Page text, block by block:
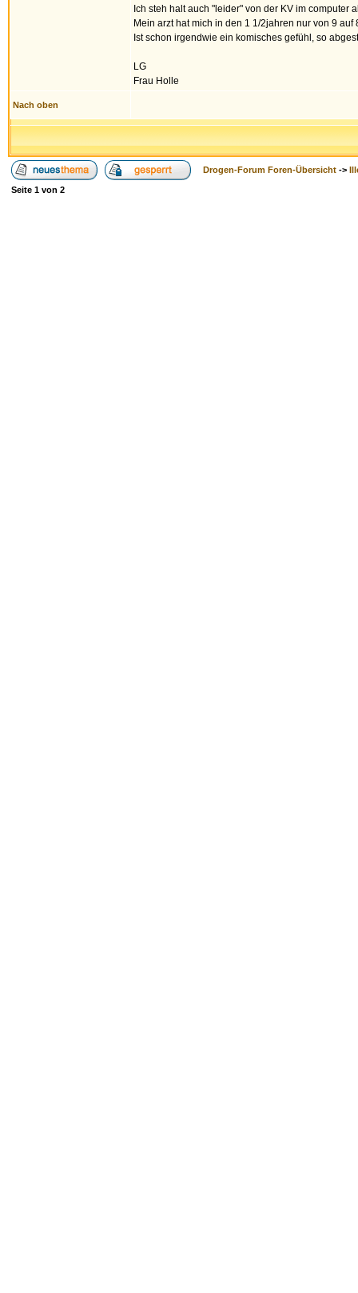
Ich steh halt auch "leider" von der KV im computer
Mein arzt hat mich in den 1 1/2jahren nur von 9
Ist schon irgendwie ein komisches gefühl, so
LG
Frau Holle
Nach oben
Drogen-Forum Foren-Übersicht ->
Seite 1 von 2